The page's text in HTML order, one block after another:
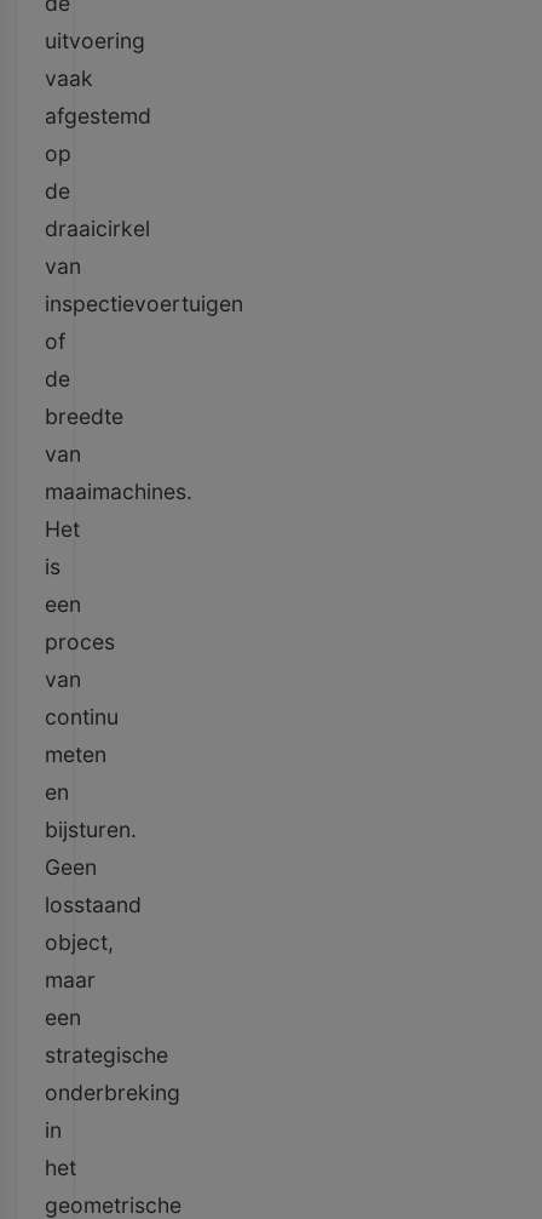
uitvoering
vaak
afgestemd
op
de
draaicirkel
van
inspectievoertuigen
of
de
breedte
van
maaimachines.
Het
is
een
proces
van
continu
meten
en
bijsturen.
Geen
losstaand
object,
maar
een
strategische
onderbreking
in
het
geometrische